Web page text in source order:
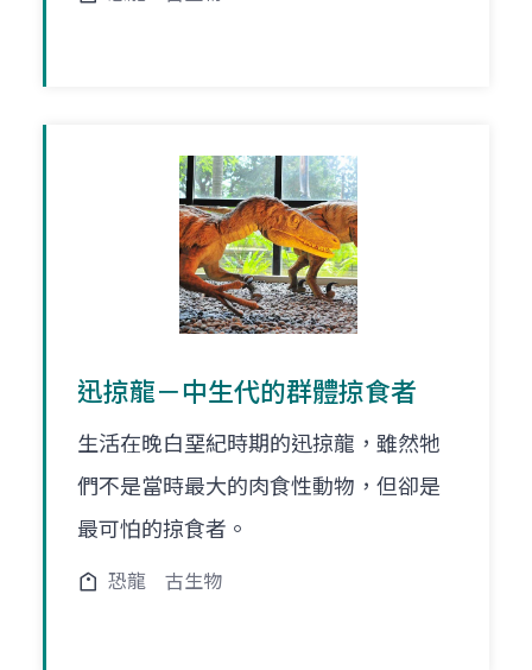
迅掠龍－中生代的群體掠食者
生活在晚白堊紀時期的迅掠龍，雖然牠
們不是當時最大的肉食性動物，但卻是
最可怕的掠食者。
恐龍 古生物